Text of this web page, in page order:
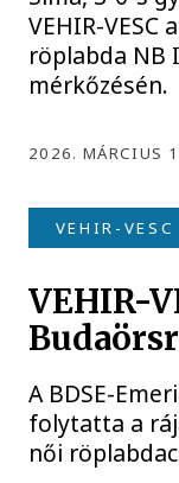
VEHIR-VESC
röplabda NB
mérkőzésén.
2026. MÁRCIUS
VEHIR-VESC
VEHIR-
A BDSE-
folytatta a
női